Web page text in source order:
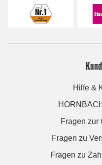
Hilfe &
Fragen zur
Fragen zu
Fragen zu